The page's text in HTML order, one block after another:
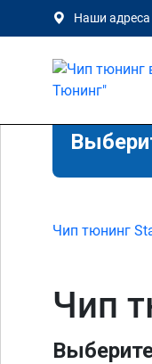
Наши адреса
Чип тюнинг
Чип